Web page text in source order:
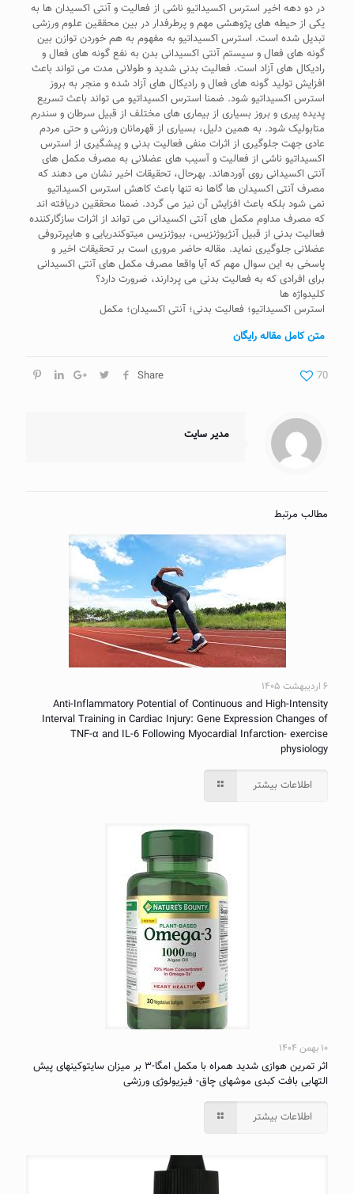
در دو دهه اخیر استرس اکسیداتیو ناشی از فعالیت و آنتی اکسیدان ها به
یکی از حیطه های پژوهشی مهم و پرطرفدار در بین محققین علوم ورزشی
تبدیل شده است. استرس اکسیداتیو به مفهوم به هم خوردن توازن بین
گونه های فعال و سیستم آنتی اکسیدانی بدن به نفع گونه های فعال و
رادیکال های آزاد است. فعالیت بدنی شدید و طولانی مدت می تواند باعث
افزایش تولید گونه های فعال و رادیکال های آزاد شده و منجر به بروز
استرس اکسیداتیو شود. ضمنا استرس اکسیداتیو می تواند باعث تسریع
پدیده پیری و بروز بسیاری از بیماری های مختلف از قبیل سرطان و سندرم
متابولیک شود. به همین دلیل، بسیاری از قهرمانان ورزشی و حتی مردم
عادی جهت جلوگیری از اثرات منفی فعالیت بدنی و پیشگیری از استرس
اکسیداتیو ناشی از فعالیت و آسیب های عضلانی به مصرف مکمل های
آنتی اکسیدانی روی آورده­اند. بهرحال، تحقیقات اخیر نشان می دهند که
مصرف آنتی اکسیدان ها گاها نه تنها باعث کاهش استرس اکسیداتیو
نمی شود بلکه باعث افزایش آن نیز می گردد. ضمنا محققین دریافته اند
که مصرف مداوم مکمل های آنتی اکسیدانی می تواند از اثرات سازگارکننده
فعالیت بدنی از قبیل آنژیوژنزیس، بیوژنزیس میتوکندریایی و هایپرتروفی
عضلانی جلوگیری نماید. مقاله حاضر مروری است بر تحقیقات اخیر و
پاسخی به این سوال مهم که آیا واقعا مصرف مکمل های آنتی اکسیدانی
برای افرادی که به فعالیت بدنی می پردارند، ضرورت دارد؟
کلیدواژه ها
استرس اکسیداتیو؛ فعالیت بدنی؛ آنتی اکسیدان؛ مکمل
متن کامل مقاله رایگان
Share 70
مدیر سایت
مطالب مرتبط
۶ اردیبهشت ۱۴۰۵
Anti-Inflammatory Potential of Continuous and High-Intensity
Interval Training in Cardiac Injury: Gene Expression Changes of
TNF-α and IL-6 Following Myocardial Infarction- exercise
physiology
اطلاعات بیشتر
۱۰ بهمن ۱۴۰۴
اثر تمرین هوازی شدید همراه با مکمل امگا-۳ بر میزان سایتوکینهای پیش
التهابی بافت کبدی موشهای چاق- فیزیولوژی ورزشی
اطلاعات بیشتر